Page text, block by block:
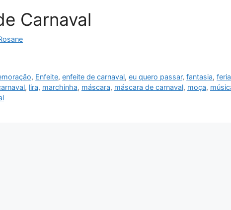
Carnaval
, Enfeite,enfeite de carnaval,eu quero passar,fantasia,
, lira, marchinha, máscara, máscara de carnaval, moça,